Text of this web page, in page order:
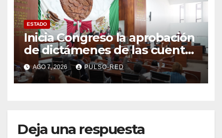
ESTADO
Inicia Congreso la aprobación
de dictámenes de las cuentas
públicas de entes
fiscalizables del ejercicio
fiscal 2025
AGO 7, 2026 PULSO-RED
Deja una respuesta